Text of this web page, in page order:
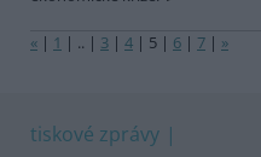
« | 1 | .. | 3 | 4 | 5 | 6 | 7 | »
tiskové zprávy